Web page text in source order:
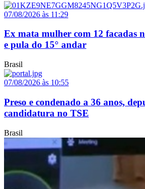
07/08/2026 às 11:29
Ex mata mulher com 12 facadas
e pula do 15° andar
Brasil
07/08/2026 às 10:55
Preso e condenado a 36 anos,
candidatura no TSE
Brasil